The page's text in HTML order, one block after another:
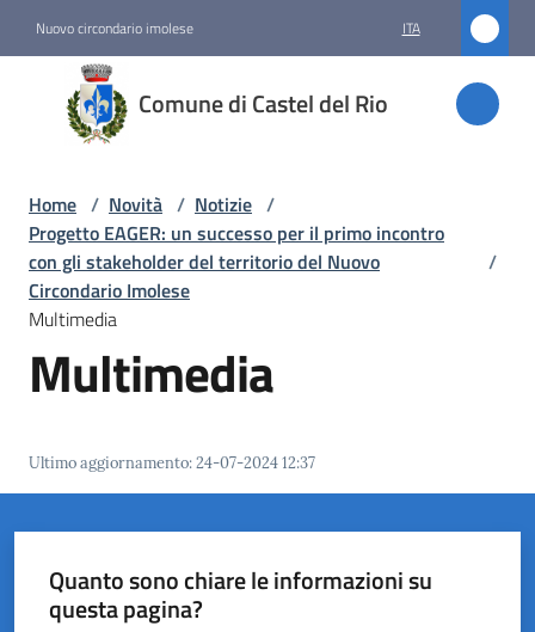
Nuovo circondario imolese ITA
Comune di Castel del Rio
Comune
di
Castel
Amministrazione
Novità
Menu selezionato
Servizi
del
Rio
Home / Novità / Notizie /
Progetto EAGER: un successo per il primo incontro
con gli stakeholder del territorio del Nuovo
Circondario Imolese
/
Multimedia
Multimedia
Ultimo aggiornamento:24-07-2024 12:37
Quanto sono chiare le informazioni su
questa pagina?